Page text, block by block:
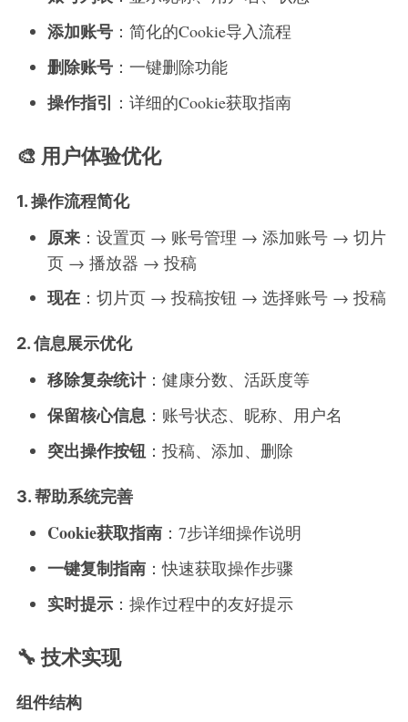
添加账号 ：简化的Cookie导入流程
删除账号 ：一键删除功能
操作指引 ：详细的Cookie获取指南
🎨 用户体验优化
1. 操作流程简化
原来 ：设置页 → 账号管理 → 添加账号 → 切片
页 → 播放器 → 投稿
现在 ：切片页 → 投稿按钮 → 选择账号 → 投稿
2. 信息展示优化
移除复杂统计：健康分数、活跃度等
保留核心信息 ：账号状态、昵称、用户名
突出操作按钮 ：投稿、添加、删除
3. 帮助系统完善
Cookie获取指南 ：7步详细操作说明
一键复制指南 ：快速获取操作步骤
实时提示 ：操作过程中的友好提示
🔧 技术实现
组件结构